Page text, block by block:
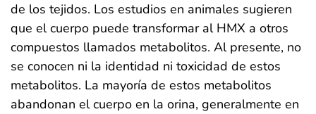
de los tejidos. Los estudios en animales sugieren
que el cuerpo puede transformar al HMX a otros
compuestos llamados metabolitos. Al presente, no
se conocen ni la identidad ni toxicidad de estos
metabolitos. La mayoría de estos metabolitos
abandonan el cuerpo en la orina, generalmente en